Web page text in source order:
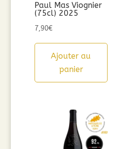
Paul Mas Viognier
(75cl) 2025
7,90€
Ajouter au
panier